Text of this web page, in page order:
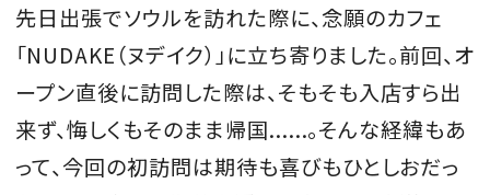
SPUR読者のためのメンバーシッププログラム
「The SPUR Club」。便利な機能と特典を無料で楽し
めます。
ログイン・新規会員登録
先日出張でソウルを訪れた際に、念願のカフェ
「NUDAKE（ヌデイク）」に立ち寄りました。前回、オ
ープン直後に訪問した際は、そもそも入店すら出
来ず、悔しくもそのまま帰国......。そんな経緯もあ
って、今回の初訪問は期待も喜びもひとしおだっ